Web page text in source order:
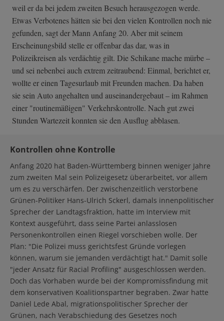
weil er da bei jedem zweiten Besuch herausgezogen werde.
Etwas Verbotenes hätten sie bei den vielen Kontrollen noch nie
gefunden, sagt der Mann Anfang 20. Aber mit seinem
Erscheinungsbild stelle er offenbar das dar, was in
Polizeikreisen als verdächtig gilt. Die Schikane mache mürbe –
und sei nebenbei auch extrem zeitraubend: Einmal, berichtet er,
wollte er einen Tagesurlaub mit Freunden machen. Da haben
sie sein Auto angehalten und auseinandergebaut – im Rahmen
einer "routinemäßigen" Verkehrskontrolle. Nach gut zwei
Stunden Wartezeit konnten sie den Ausflug abblasen.
Kontrollen ohne Kontrolle
Anfang 2020 hat Baden-Württemberg binnen weniger Jahre
zum zweiten Mal sein Polizeigesetz überarbeitet, vor allem
um es zu verschärfen. Der zwischenzeitlich verstorbene
Grünen-Politiker Hans-Ulrich Sckerl, damals innenpolitischer
Sprecher der Landtagsfraktion, hatte im Interview mit
Kontext ausgeführt, dass seine Partei anlasslosen
Personenkontrollen einen Riegel vorschieben wolle. Der
Plan: "Die Polizei muss gerichtsfest Gründe vorlegen
können, warum sie jemanden verdächtigt hat." Damit solle
"jeder Ansatz für Racial Profiling" ausgeschlossen werden.
Doch das Vorhaben wurde bei der Kompromissfindung mit
dem konservativen Koalitionspartner begraben. Zwar hatte
Daniel Lede Abal, migrationspolitischer Sprecher der
Grünen, nach Verabschiedung des Gesetzes noch